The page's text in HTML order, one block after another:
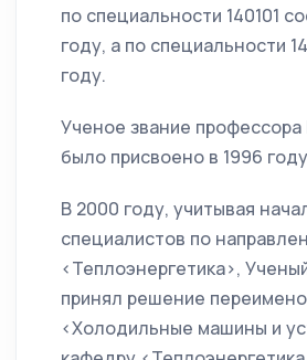
по специальности 140101
году, а по специальности
году.
Ученое звание профессора
было присвоено в 1996
В 2000 году, учитывая
специалистов по
<Теплоэнергетика>,
принял решение
<Холодильные машины и